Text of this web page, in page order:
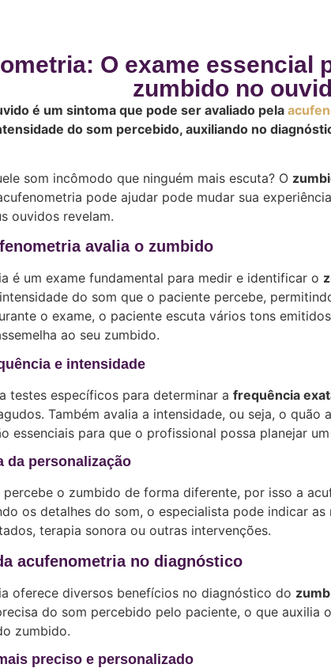
O exame essencial
zumbido no
é um sintoma que pode ser avaliado pela
do som percebido, auxiliando no
som incômodo que ninguém mais escuta? O
pode ajudar pode mudar sua
ouvidos revelam.
avalia o zumbido
é um exame fundamental para medir e identificar o
do som que o paciente percebe,
o exame, o paciente escuta vários tons
ao seu zumbido.
e intensidade
testes específicos para determinar a frequência
Também avalia a intensidade, ou seja, o quão
essenciais para que o profissional possa planejar
da personalização
o zumbido de forma diferente, por isso a
os detalhes do som, o especialista pode indicar
terapia sonora ou outras intervenções.
acufenometria no diagnóstico
oferece diversos benefícios no diagnóstico do
do som percebido pelo paciente, o que auxilia
zumbido.
preciso e personalizado